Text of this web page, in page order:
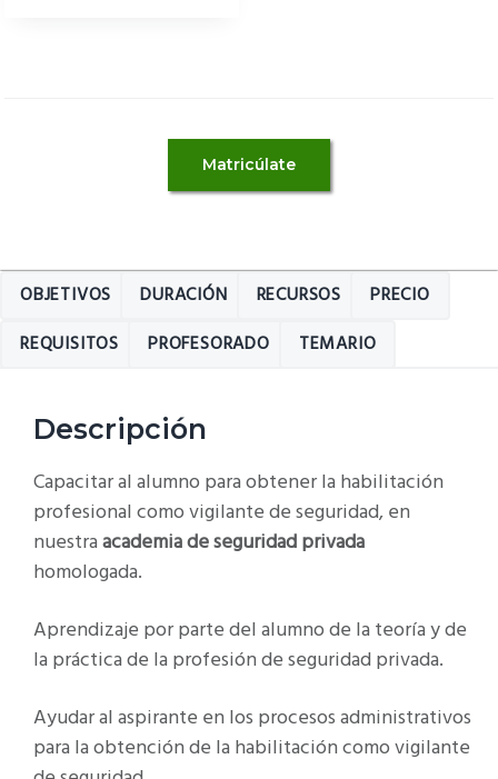
Matricúlate
OBJETIVOS DURACIÓN RECURSOS
PRECIO
REQUISITOS
PROFESORADO TEMARIO
Descripción
Capacitar al alumno para obtener la habilitación
profesional como vigilante de seguridad, en
nuestraacademia de seguridad privada
homologada.
Aprendizaje por parte del alumno de la teoría y de
la práctica de la profesión de seguridad privada.
Ayudar al aspirante en los procesos administrativos
para la obtención de la habilitación como vigilante